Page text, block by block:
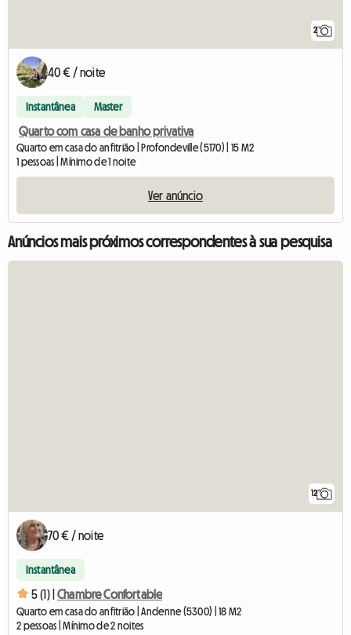
2
40 € / noite
Instantânea Master
Quarto com casa de banho privativa
Quarto em casa do anfitrião | Profondeville (5170) | 15 M2
1 pessoas | Mínimo de 1 noite
Ver anúncio
Anúncios mais próximos correspondentes à sua pesquisa
12
70 € / noite
Instantânea
5 (1) | Chambre Confortable
Quarto em casa do anfitrião | Andenne (5300) | 18 M2
2 pessoas | Mínimo de 2 noites